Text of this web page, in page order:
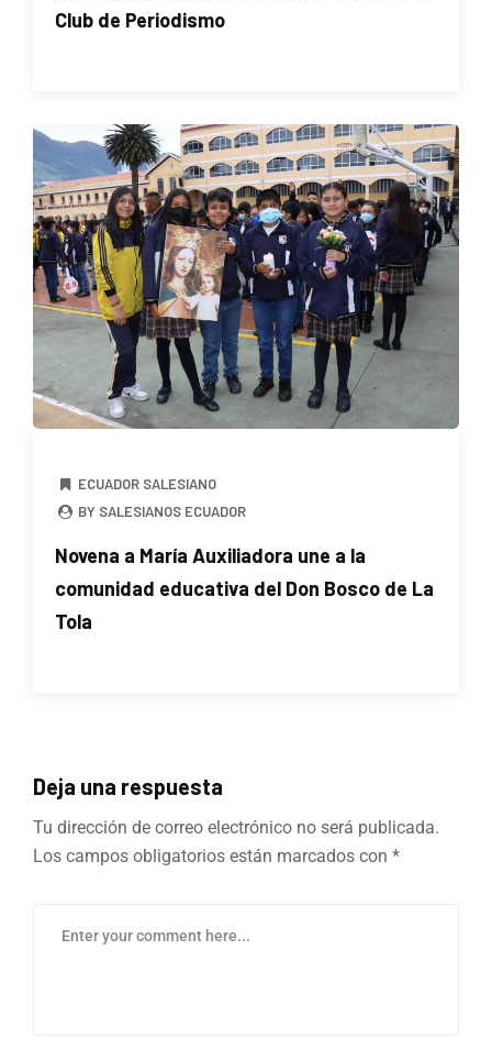
Club de Periodismo
ECUADOR SALESIANO
BY SALESIANOS ECUADOR
Novena a María Auxiliadora une a la
comunidad educativa del Don Bosco de La
Tola
Deja una respuesta
Tu dirección de correo electrónico no será publicada.
Los campos obligatorios están marcados con *